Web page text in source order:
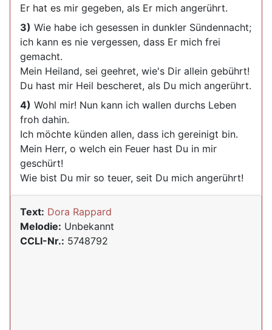
Er hat es mir gegeben, als Er mich angerührt.
3) Wie habe ich gesessen in dunkler Sündennacht;
ich kann es nie vergessen, dass Er mich frei
gemacht.
Mein Heiland, sei geehret, wie's Dir allein gebührt!
Du hast mir Heil bescheret, als Du mich angerührt.
4) Wohl mir! Nun kann ich wallen durchs Leben
froh dahin.
Ich möchte künden allen, dass ich gereinigt bin.
Mein Herr, o welch ein Feuer hast Du in mir
geschürt!
Wie bist Du mir so teuer, seit Du mich angerührt!
Text: Dora Rappard
Melodie: Unbekannt
CCLI-Nr.: 5748792